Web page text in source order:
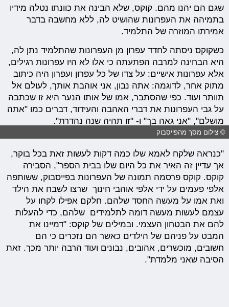
שגם הם יהנו מהם. קוקס, שלא הבינה את כוונתו נטלה מידיו
בתמיהה את העפרונות שהושיט לה, ללא מחשבה בדבר
אמירתו המוזרה של התלמיד.
כשקוקס ניסתה לחדד עפרון מן העפרונות שהתלמיד נתן לה,
היא הבחינה למרבה הפתעתה כי אלו לא היו עפרונות רגילים,
אלא עפרונות אישיים: על צדו של כל עפרון ועפרון היה כיתוב
מתוק אחר, לדוגמה: אתה נבון, אני אוהבת אותך, לעולם אל
תוותר ועוד. כפי שהסתבר, אמו של אותו הנער היא זו שכתבה
על גבי העפרונות את דברי האהבה והעידוד, דברים כמו "אתה
מושלם", "אני גאה בך" ו- "זו תהיה שנה נהדרת".
© צילום מסך מהפייסבוק
"כנראה שלקח לאמא שלו כמה דקות לעשות זאת בכל בוקר,
אך עדיין זה האיר את כל היום שלו בבית הספר", הסבירה
קוקס. קוקס פרסמה תמונה של העפרונות בפייסבוק, ששותפה
אלפי פעמים על ידי אלפי אוהבי חינוך שרצו לשבח את הילד
ואת אמו על מעשה החסד שלהם. חלקם אפילו לקחו על
עצמם לעשות מעשה דומה לתלמידים שלהם, כדי להעלות
להם את הבטחון העצמי. ובמילים של קוקס: "דמיינו את
המבט על פניהם של הילדים כאשר הם נזכרים כי הם
חשובים, מוכשרים, אהובים, נבונים ועוד הרבה יותר מכך. זאת
הסיבה שאני מלמדת".